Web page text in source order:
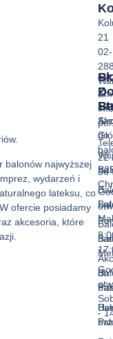
balonów najwyższej
wydarzeń i
lateksu, co
ofercie posiadamy
akcesoria, które
Z
do
do
21
02-
22
36
-